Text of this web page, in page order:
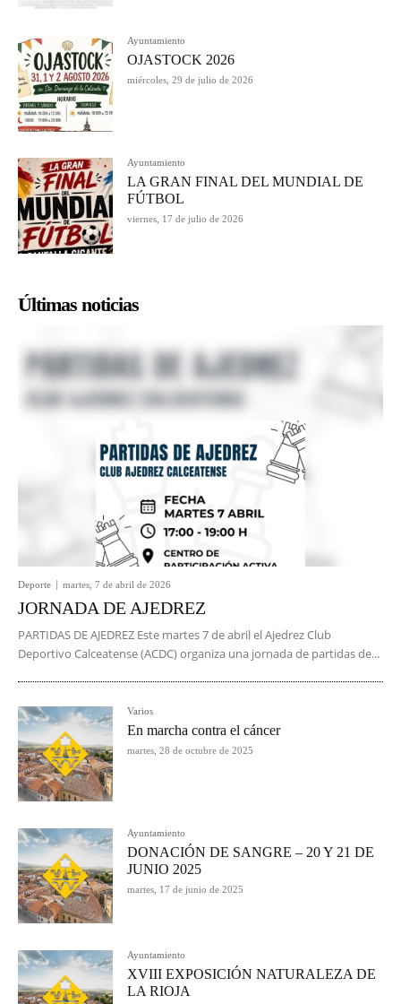
Ayuntamiento
OJASTOCK 2026
miércoles, 29 de julio de 2026
Ayuntamiento
LA GRAN FINAL DEL MUNDIAL DE
FÚTBOL
viernes, 17 de julio de 2026
Últimas noticias
Deporte martes, 7 de abril de 2026
JORNADA DE AJEDREZ
PARTIDAS DE AJEDREZ Este martes 7 de abril el Ajedrez Club
Deportivo Calceatense (ACDC) organiza una jornada de partidas de...
Varios
En marcha contra el cáncer
martes, 28 de octubre de 2025
Ayuntamiento
DONACIÓN DE SANGRE – 20 Y 21 DE
JUNIO 2025
martes, 17 de junio de 2025
Ayuntamiento
XVIII EXPOSICIÓN NATURALEZA DE
LA RIOJA